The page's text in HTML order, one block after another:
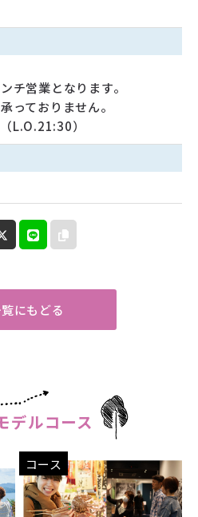
営業となります。
ておりません。
L.O.21:30）
にもどる
デルコース
コース